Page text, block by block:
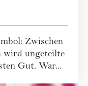
Zwischen
wird ungeteilte
Gut. War...